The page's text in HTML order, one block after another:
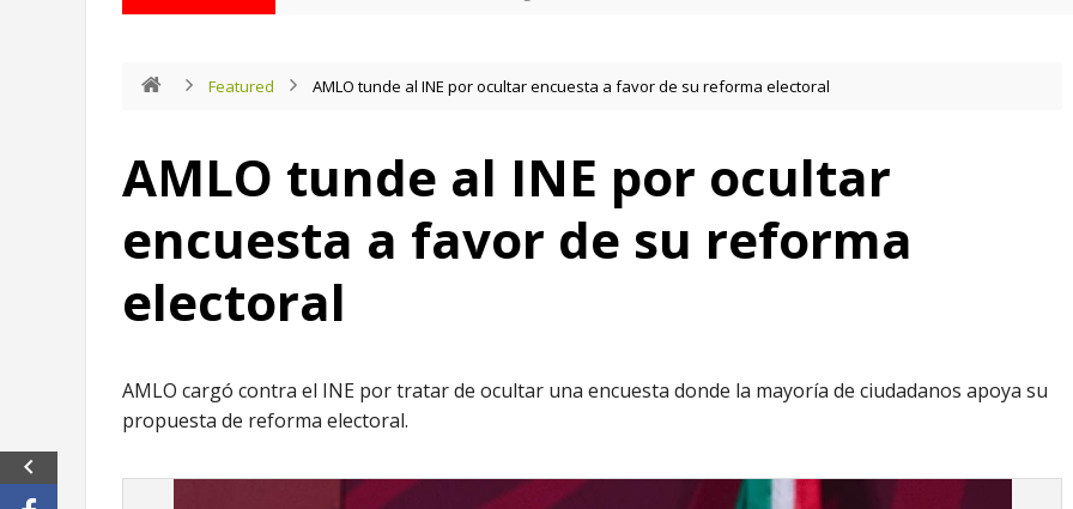
Featured AMLO tunde al INE por ocultar encuesta a favor de su reforma electoral
AMLO tunde al INE por ocultar
encuesta a favor de su reforma
electoral
AMLO cargó contra el INE por tratar de ocultar una encuesta donde la mayoría de ciudadanos apoya su
propuesta de reforma electoral.